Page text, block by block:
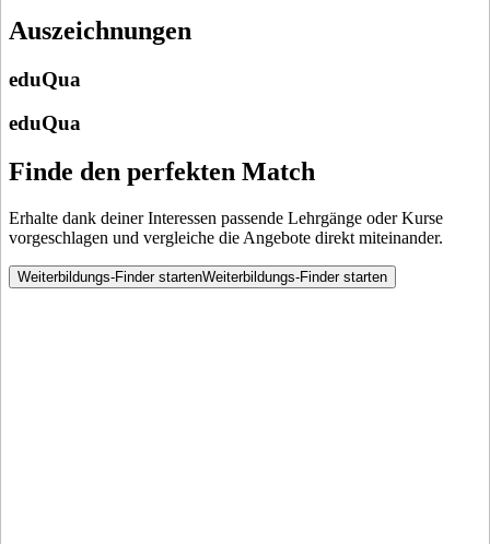
Auszeichnungen
eduQua
eduQua
Finde den perfekten Match
Erhalte dank deiner Interessen passende Lehrgänge oder Kurse
vorgeschlagen und vergleiche die Angebote direkt miteinander.
Weiterbildungs-Finder startenWeiterbildungs-Finder starten